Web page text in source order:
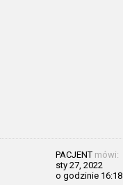
PACJENT mówi:
sty 27, 2022
o godzinie 16:18